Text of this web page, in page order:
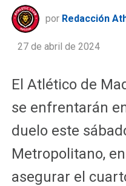
por Redacción
27 de abril de 2024
El Atlético de
se enfrentarán
duelo este
Metropolitano,
asegurar el